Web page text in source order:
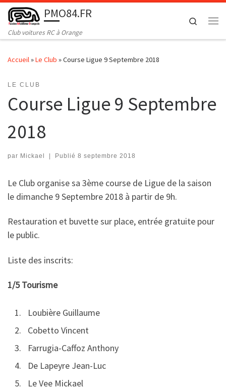
Passer au contenu
PMO84.FR
Club voitures RC à Orange
Search
Accueil»Le Club »Course Ligue 9 Septembre 2018
LE CLUB
Course Ligue 9 Septembre
2018
par Mickael | Publié 8 septembre 2018
Le Club organise sa 3ème course de Ligue de la saison
le dimanche 9 Septembre 2018 à partir de 9h.
Restauration et buvette sur place, entrée gratuite pour
le public.
Liste des inscrits:
1/5 Tourisme
Loubière Guillaume
Cobetto Vincent
Farrugia-Caffoz Anthony
De Lapeyre Jean-Luc
Le Vee Mickael